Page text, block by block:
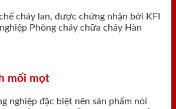
cháy lan, được chứng nhận bởi KFI
Phòng cháy chữa cháy Hàn
mối mọt
nghiệp đặc biệt nên sản phẩm nói